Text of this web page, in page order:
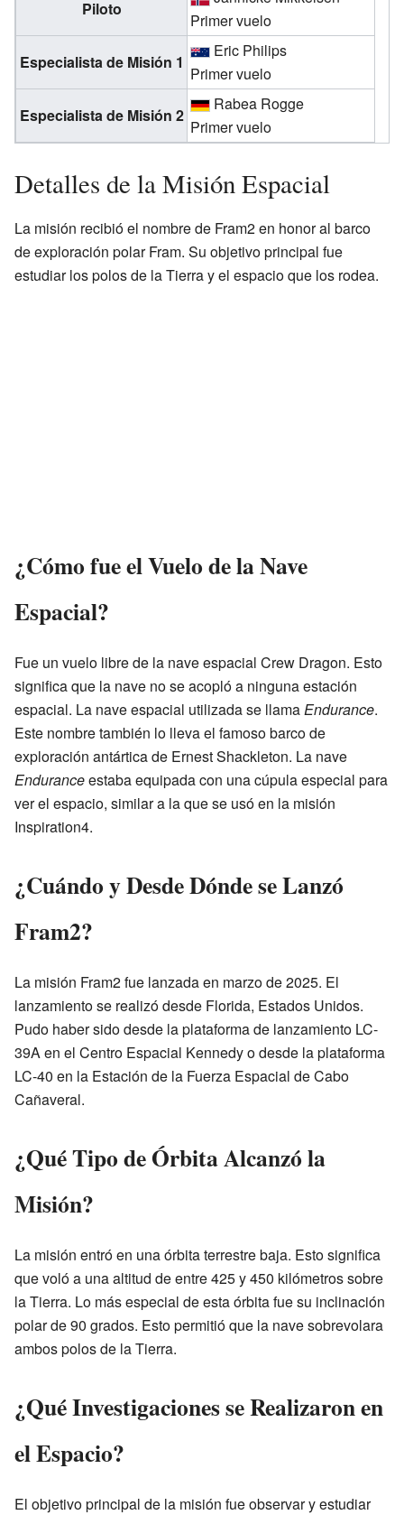
Piloto
Primer vuelo
Especialista de Misión 1
Eric Philips
Primer vuelo
Especialista de Misión 2
Rabea Rogge
Primer vuelo
Detalles de la Misión Espacial
La misión recibió el nombre de Fram2 en honor al barco
de exploración polar Fram. Su objetivo principal fue
estudiar los polos de la Tierra y el espacio que los rodea.
¿Cómo fue el Vuelo de la Nave
Espacial?
Fue un vuelo libre de la nave espacial Crew Dragon. Esto
significa que la nave no se acopló a ninguna estación
espacial. La nave espacial utilizada se llamaEndurance.
Este nombre también lo lleva el famoso barco de
exploración antártica de Ernest Shackleton. La nave
Enduranceestaba equipada con una cúpula especial para
ver el espacio, similar a la que se usó en la misión
Inspiration4.
¿Cuándo y Desde Dónde se Lanzó
Fram2?
La misión Fram2 fue lanzada en marzo de 2025. El
lanzamiento se realizó desde Florida, Estados Unidos.
Pudo haber sido desde la plataforma de lanzamiento LC-
39A en el Centro Espacial Kennedy o desde la plataforma
LC-40 en la Estación de la Fuerza Espacial de Cabo
Cañaveral.
¿Qué Tipo de Órbita Alcanzó la
Misión?
La misión entró en una órbita terrestre baja. Esto significa
que voló a una altitud de entre 425 y 450 kilómetros sobre
la Tierra. Lo más especial de esta órbita fue su inclinación
polar de 90 grados. Esto permitió que la nave sobrevolara
ambos polos de la Tierra.
¿Qué Investigaciones se Realizaron en
el Espacio?
El objetivo principal de la misión fue observar y estudiar